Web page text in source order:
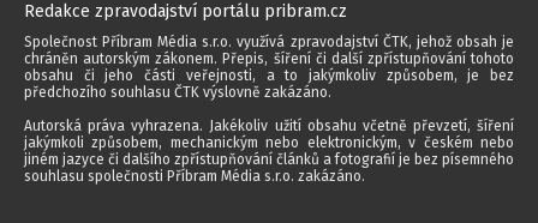
Redakce zpravodajství portálu pribram.cz
Společnost Příbram Média s.r.o. využívá zpravodajství ČTK, jehož obsah je
chráněn autorským zákonem. Přepis, šíření či další zpřístupňování tohoto
obsahu či jeho části veřejnosti, a to jakýmkoliv způsobem, je bez
předchozího souhlasu ČTK výslovně zakázáno.
Autorská práva vyhrazena. Jakékoliv užití obsahu včetně převzetí, šíření
jakýmkoli způsobem, mechanickým nebo elektronickým, v českém nebo
jiném jazyce či dalšího zpřístupňování článků a fotografií je bez písemného
souhlasu společnosti Příbram Média s.r.o. zakázáno.